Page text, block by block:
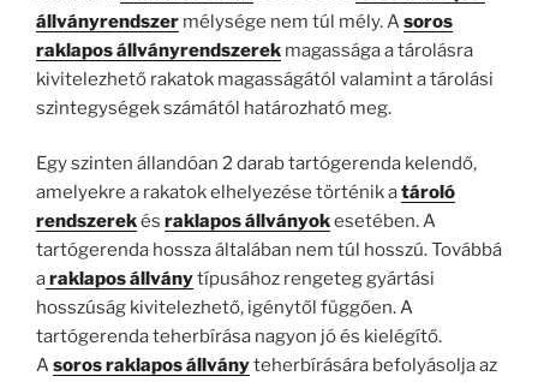
állványrendszer mélysége nem túl mély. Asoros
raklapos állványrendszerek magassága a tárolásra
kivitelezhető rakatok magasságától valamint a tárolási
szintegységek számától határozható meg.
Egy szinten állandóan 2 darab tartógerenda kelendő,
amelyekre a rakatok elhelyezése történik atároló
rendszerekés raklapos állványokesetében. A
tartógerenda hossza általában nem túl hosszú. Továbbá
araklapos állványtípusához rengeteg gyártási
hosszúság kivitelezhető, igénytől függően. A
tartógerenda teherbírása nagyon jó és kielégítő.
Asoros raklapos állványteherbírására befolyásolja az